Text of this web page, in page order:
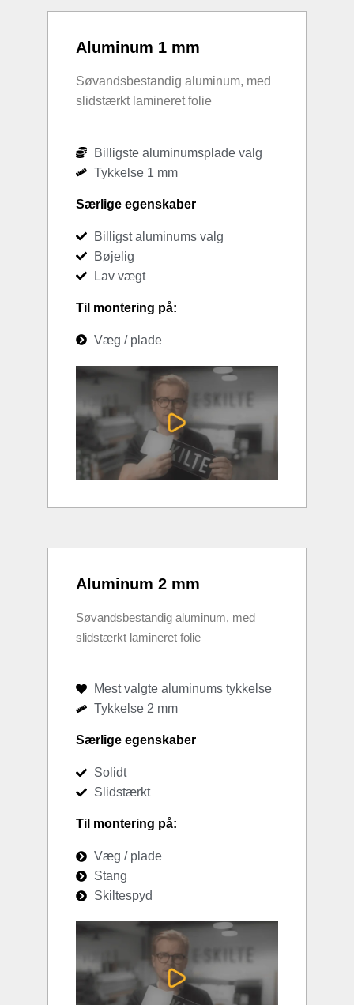
Aluminum 1 mm
Søvandsbestandig aluminum, med
slidstærkt lamineret folie
Billigste aluminumsplade valg
Tykkelse 1 mm
Særlige egenskaber
Billigst aluminums valg
Bøjelig
Lav vægt
Til montering på:
Væg / plade
Aluminum 2 mm
Søvandsbestandig aluminum, med
slidstærkt lamineret folie
Mest valgte aluminums tykkelse
Tykkelse 2 mm
Særlige egenskaber
Solidt
Slidstærkt
Til montering på:
Væg / plade
Stang
Skiltespyd